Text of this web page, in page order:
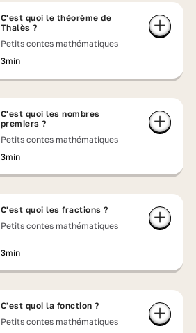
C'est quoi le théorème de
Thalès ?
Petits contes mathématiques
3min
C'est quoi les nombres
premiers ?
Petits contes mathématiques
3min
C'est quoi les fractions ?
Petits contes mathématiques
3min
C'est quoi la fonction ?
Petits contes mathématiques